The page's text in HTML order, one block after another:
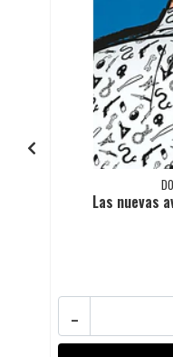
Las nuevas
-